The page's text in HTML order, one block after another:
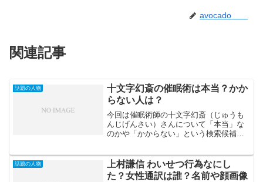
avocado
関連記事
話題の人物
十文字幻斎の催眠術は本当？かか
らない人は？
今回は催眠術師の十文字幻斎（じゅうも
んじげんさい）さんについて「本当」な
のかや「かからない」という検索候補に
ような気がしますが、テレビで見たりす
ると本当なのかと思ってしま...
話題の人物
上村謙信 わいせつ行為なにし
た？女性通訳は誰？名前や顔画像